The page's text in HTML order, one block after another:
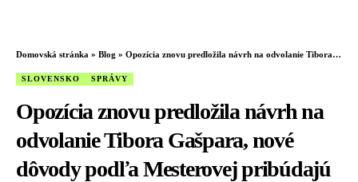
Domovská stránka » Blog » Opozícia znovu predložila návrh na odvolanie Tibora Gašpara, nové dôvody podľa Mesterovej pribúdajú každý deň
SLOVENSKO SPRÁVY
Opozícia znovu predložila návrh na
odvolanie Tibora Gašpara, nové
dôvody podľa Mesterovej pribúdajú